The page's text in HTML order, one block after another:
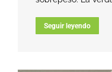
Seguir leyendo